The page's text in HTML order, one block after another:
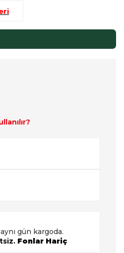
gün kargoda.
Fonlar Hariç